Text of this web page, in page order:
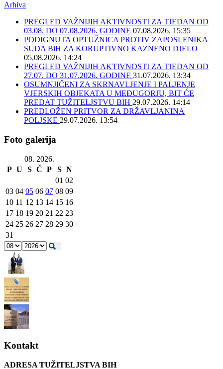
Arhiva
PREGLED VAŽNIJIH AKTIVNOSTI ZA TJEDAN OD
03.08. DO 07.08.2026. GODINE 07.08.2026. 15:35
PODIGNUTA OPTUŽNICA PROTIV ZAPOSLENIKA
SUDA BiH ZA KORUPTIVNO KAZNENO DJELO
05.08.2026. 14:24
PREGLED VAŽNIJIH AKTIVNOSTI ZA TJEDAN OD
27.07. DO 31.07.2026. GODINE 31.07.2026. 13:34
OSUMNJIČENI ZA SKRNAVLJENJE I PALJENJE
VJERSKIH OBJEKATA U MEĐUGORJU, BIT ĆE
PREDAT TUŽITELJSTVU BIH 29.07.2026. 14:14
PREDLOŽEN PRITVOR ZA DRŽAVLJANINA
POLJSKE 29.07.2026. 13:54
Foto galerija
08. 2026.
P U S Č P S N
01 02
03 04 05 06 07 08 09
10 11 12 13 14 15 16
17 18 19 20 21 22 23
24 25 26 27 28 29 30
31
Kontakt
ADRESA TUŽITELJSTVA BIH